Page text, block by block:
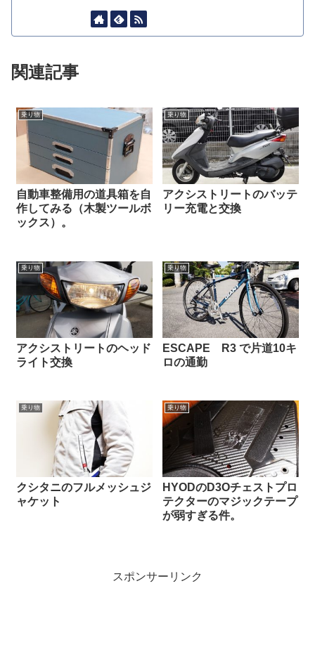
関連記事
乗り物
自動車整備用の道具箱を自
作してみる（木製ツールボ
ックス）。
乗り物
アクシストリートのバッテ
リー充電と交換
乗り物
アクシストリートのヘッド
ライト交換
乗り物
ESCAPE R3 で片道10キ
ロの通勤
乗り物
クシタニのフルメッシュジ
ャケット
乗り物
HYODのD3Oチェストプロ
テクターのマジックテープ
が弱すぎる件。
スポンサーリンク